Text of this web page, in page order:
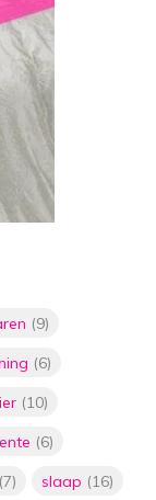
(9)
(6)
(10)
(6)
(7) slaap (16)